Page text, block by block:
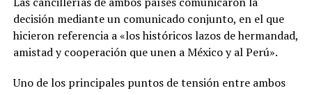
Comparte esto:
Facebook X
decisión mediante un comunicado conjunto, en el que
hicieron referencia a «los históricos lazos de hermandad,
amistad y cooperación que unen a México y al Perú».
Uno de los principales puntos de tensión entre ambos